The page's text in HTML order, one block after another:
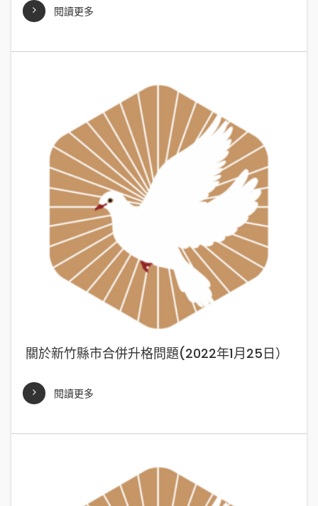
閱讀更多
關於新竹縣市合併升格問題(2022年1月25日）
閱讀更多